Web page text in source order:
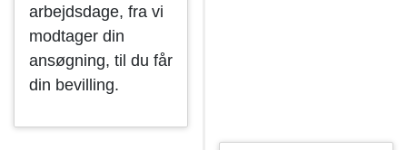
arbejdsdage, fra vi
modtager din
ansøgning, til du får
din bevilling.